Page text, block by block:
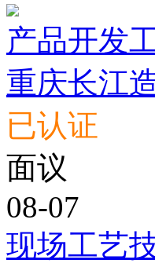
产品开发
重庆长江
已认证
面议
08-07
现场工艺